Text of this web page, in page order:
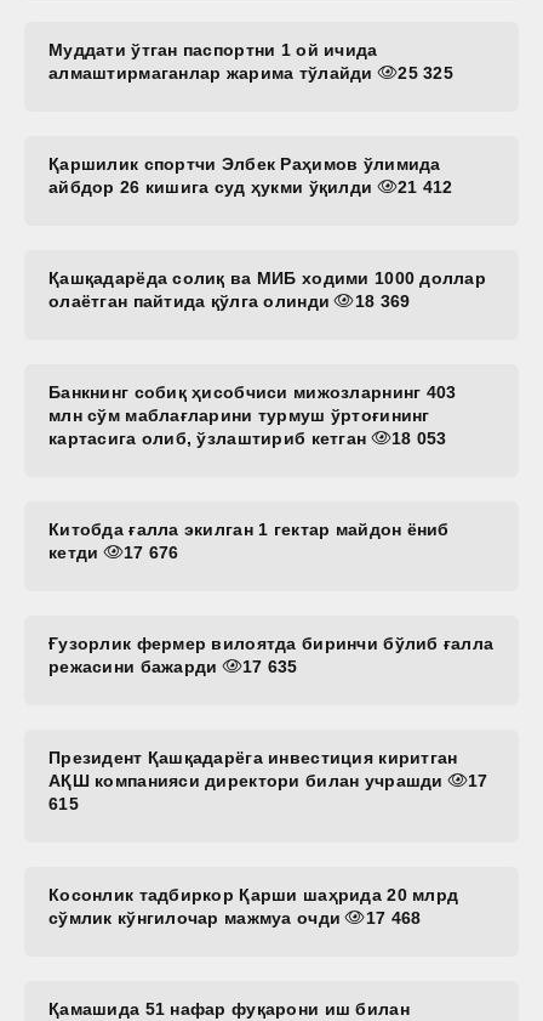
Муддати ўтган паспортни 1 ой ичида
алмаштирмаганлар жарима тўлайди
25 325
Қаршилик спортчи Элбек Раҳимов ўлимида
айбдор 26 кишига суд ҳукми ўқилди
21 412
Қашқадарёда солиқ ва МИБ ходими 1000 доллар
олаётган пайтида қўлга олинди
18 369
Банкнинг собиқ ҳисобчиси мижозларнинг 403
млн сўм маблағларини турмуш ўртоғининг
картасига олиб, ўзлаштириб кетган
18 053
Китобда ғалла экилган 1 гектар майдон ёниб
кетди
17 676
Ғузорлик фермер вилоятда биринчи бўлиб ғалла
режасини бажарди
17 635
Президент Қашқадарёга инвестиция киритган
АҚШ компанияси директори билан учрашди
17
615
Косонлик тадбиркор Қарши шаҳрида 20 млрд
сўмлик кўнгилочар мажмуа очди
17 468
Қамашида 51 нафар фуқарони иш билан